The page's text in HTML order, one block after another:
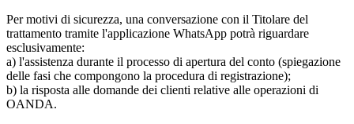
Per motivi di sicurezza, una conversazione con il Titolare del
trattamento tramite l'applicazione WhatsApp potrà riguardare
esclusivamente:
a) l'assistenza durante il processo di apertura del conto (spiegazione
delle fasi che compongono la procedura di registrazione);
b) la risposta alle domande dei clienti relative alle operazioni di
OANDA.